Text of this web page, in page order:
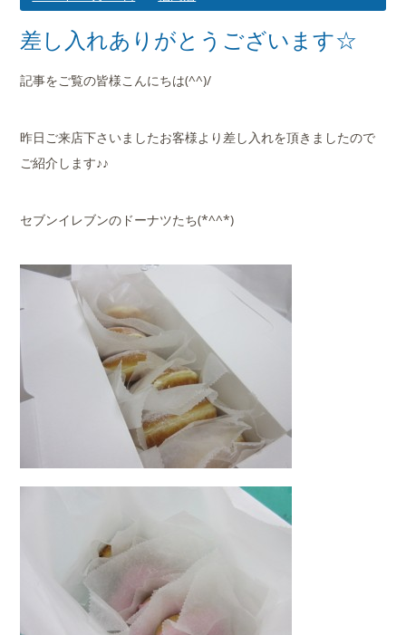
差し入れありがとうございます☆
記事をご覧の皆様こんにちは(^^)/
昨日ご来店下さいましたお客様より差し入れを頂きましたので
ご紹介します♪♪
セブンイレブンのドーナツたち(*^^*)